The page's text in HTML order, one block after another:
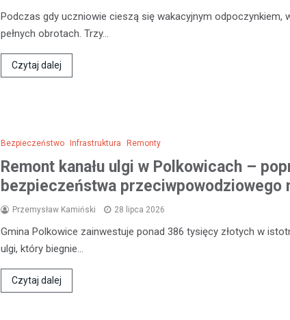
Podczas gdy uczniowie cieszą się wakacyjnym odpoczynkiem,
pełnych obrotach. Trzy…
Czytaj dalej
Bezpieczeństwo Infrastruktura Remonty
Remont kanału ulgi w Polkowicach –
bezpieczeństwa przeciwpowodziowego
Przemysław Kamiński 28 lipca 2026
Gmina Polkowice zainwestuje ponad 386 tysięcy złotych w
ulgi, który biegnie…
Czytaj dalej